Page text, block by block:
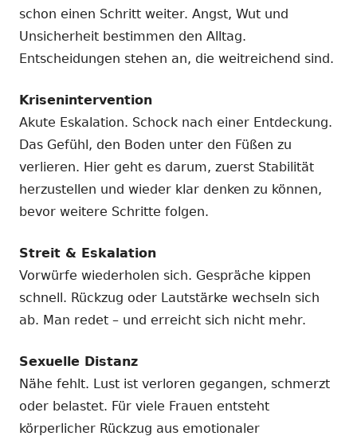
schon einen Schritt weiter. Angst, Wut und
Unsicherheit bestimmen den Alltag.
Entscheidungen stehen an, die weitreichend sind.
Krisenintervention
Akute Eskalation. Schock nach einer Entdeckung.
Das Gefühl, den Boden unter den Füßen zu
verlieren. Hier geht es darum, zuerst Stabilität
herzustellen und wieder klar denken zu können,
bevor weitere Schritte folgen.
Streit & Eskalation
Vorwürfe wiederholen sich. Gespräche kippen
schnell. Rückzug oder Lautstärke wechseln sich
ab. Man redet – und erreicht sich nicht mehr.
Sexuelle Distanz
Nähe fehlt. Lust ist verloren gegangen, schmerzt
oder belastet. Für viele Frauen entsteht
körperlicher Rückzug aus emotionaler